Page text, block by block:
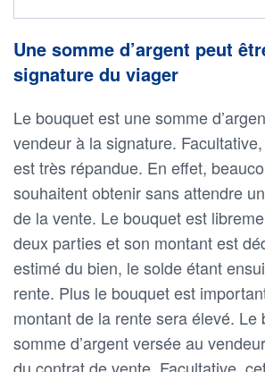
Une somme d’argent peut
signature du viager
Le bouquet est une somme
vendeur à la signature.
est très répandue. En effet,
souhaitent obtenir sans attendre
de la vente. Le bouquet est
deux parties et son montant est
estimé du bien, le solde étant
rente. Plus le bouquet est
montant de la rente sera élevé. Le
somme d’argent versée au